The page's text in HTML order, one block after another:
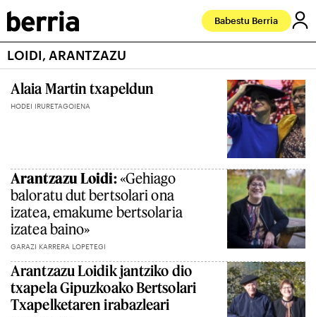
Babestu Berria
LOIDI, ARANTZAZU
Alaia Martin txapeldun
HODEI IRURETAGOIENA
Arantzazu Loidi:«Gehiago
baloratu dut bertsolari ona
izatea, emakume bertsolaria
izatea baino»
GARAZI KARRERA LOPETEGI
Arantzazu Loidik jantziko dio
txapela Gipuzkoako Bertsolari
Txapelketaren irabazleari